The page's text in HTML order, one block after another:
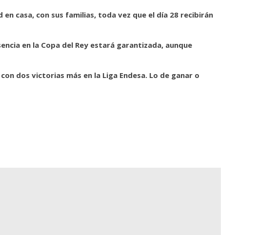
casa, con sus familias, toda vez que el día 28 recibirán
en la Copa del Rey estará garantizada, aunque
dos victorias más en la Liga Endesa. Lo de ganar o